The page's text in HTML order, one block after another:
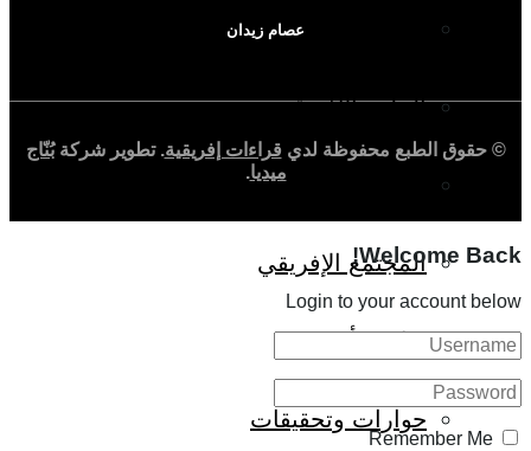
الحالة الدينية
الملف الإفريقي
الصحافة الإفريقية
المجتمع الإفريقي
ثقافة وأدب
حوارات وتحقيقات
عصام زيدان
© حقوق الطبع محفوظة لدي قراءات إفريقية. تطوير شركةبُنّاج
ميديا.
Welcome Back!
Login to your account below
Remember Me